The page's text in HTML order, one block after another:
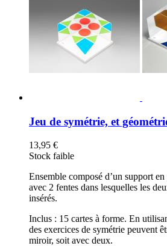
Jeu de symétrie, et
13,95 €
Stock faible
Ensemble composé d’un support
avec 2 fentes dans lesquelles les
insérés.
Inclus : 15 cartes à forme. En
des exercices de symétrie peuvent
miroir, soit avec deux.